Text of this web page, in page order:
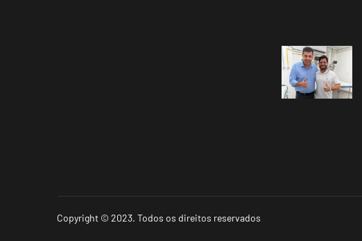
Copyright © 2023. Todos os direitos reservados